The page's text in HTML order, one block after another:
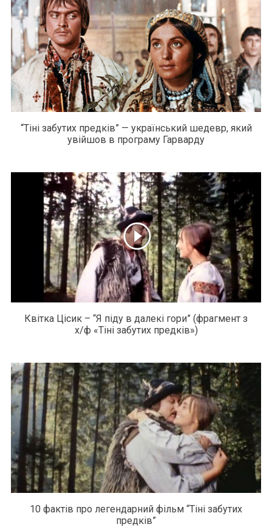
“Тіні забутих предків” — український шедевр, який
увійшов в програму Гарварду
Квітка Цісик – “Я піду в далекі гори” (фрагмент з
х/ф «Тіні забутих предків»)
10 фактів про легендарний фільм “Тіні забутих
предків”